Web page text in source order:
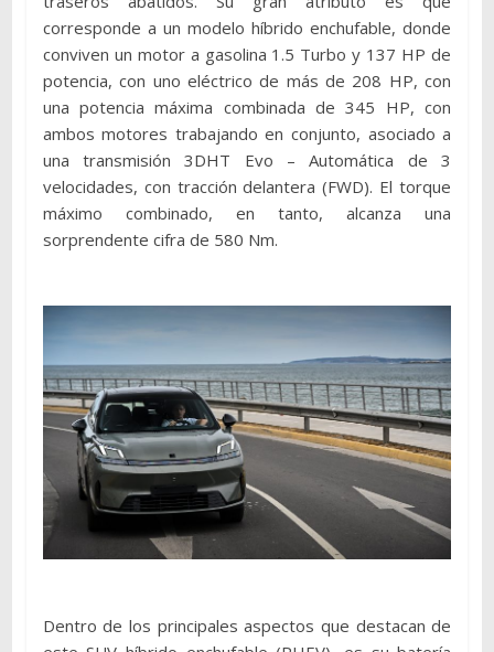
corresponde a un modelo híbrido enchufable, donde
conviven un motor a gasolina 1.5 Turbo y 137 HP de
potencia, con uno eléctrico de más de 208 HP, con
una potencia máxima combinada de 345 HP, con
ambos motores trabajando en conjunto, asociado a
una transmisión 3DHT Evo – Automática de 3
velocidades, con tracción delantera (FWD). El torque
máximo combinado, en tanto, alcanza una
sorprendente cifra de 580 Nm.
Dentro de los principales aspectos que destacan de